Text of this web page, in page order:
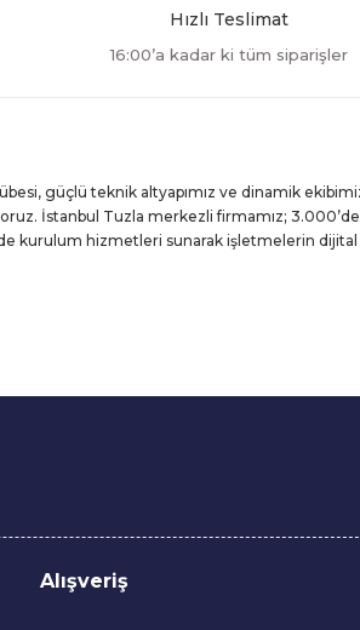
Hızlı Teslimat
16:00’a kadar ki tüm siparişler
güçlü teknik altyapımız ve dinamik
İstanbul Tuzla merkezli firmamız;
kurulum hizmetleri sunarak işletmelerin dijital
Alışveriş